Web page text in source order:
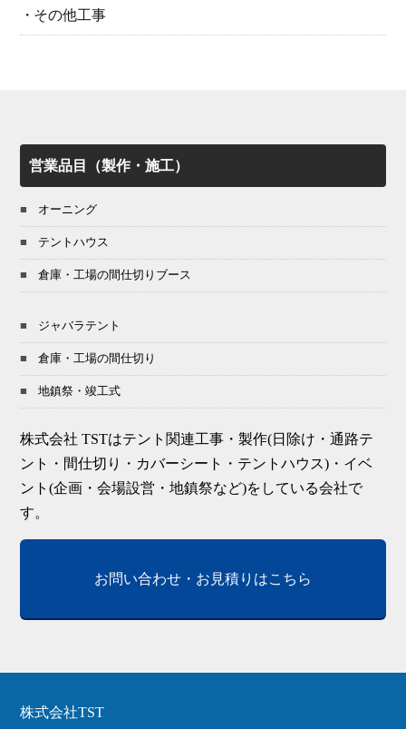
その他工事
営業品目（製作・施工）
オーニング
テントハウス
倉庫・工場の間仕切りブース
ジャバラテント
倉庫・工場の間仕切り
地鎮祭・竣工式
株式会社 TSTはテント関連工事・製作(日除け・通路テ
ント・間仕切り・カバーシート・テントハウス)・イベ
ント(企画・会場設営・地鎮祭など)をしている会社で
す。
お問い合わせ・お見積りはこちら
株式会社TST